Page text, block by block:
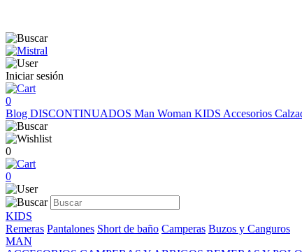
Iniciar sesión
0
Blog DISCONTINUADOS Man Woman KIDS Accesorios
0
0
KIDS
Remeras Pantalones Short de baño Camperas Buzos y Canguros
MAN